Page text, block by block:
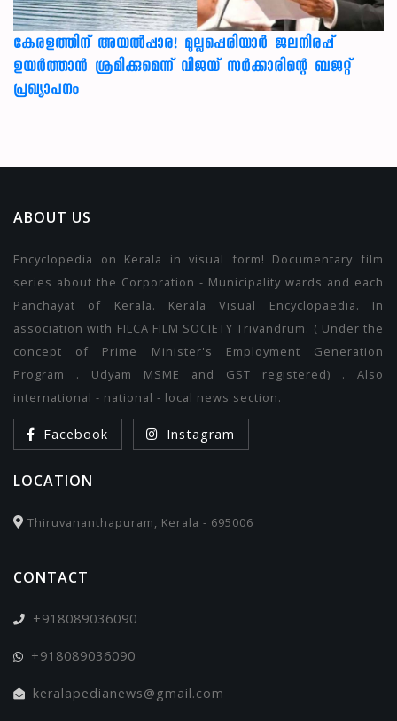
കേരളത്തിന് അ‌യൽപ്പാര! മുല്ലപ്പെരിയാർ ജലനിരപ്പ്
ഉയർത്താൻ ശ്രമിക്കുമെന്ന് വിജയ് സർക്കാരിന്റെ ബജറ്റ്
പ്രഖ്യാപനം
ABOUT US
Encyclopedia on Kerala in visual form! Documentary film
series about the Corporation - Municipality wards and each
Panchayat of Kerala. Kerala Visual Encyclopaedia. In
association with FILCA FILM SOCIETY Trivandrum. ( Under the
concept of Prime Minister's Employment Generation
Program . Udyam MSME and GST registered) . Also
international - national - local news section.
Facebook Instagram
LOCATION
Thiruvananthapuram, Kerala - 695006
CONTACT
+918089036090
+918089036090
keralapedianews@gmail.com